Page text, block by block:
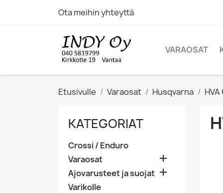
Ota meihin yhteyttä
VARAOSAT
Etusivulle Varaosat Husqvarna
KATEGORIAT
Crossi / Enduro
Varaosat

Ajovarusteet ja suojat 
Varikolle